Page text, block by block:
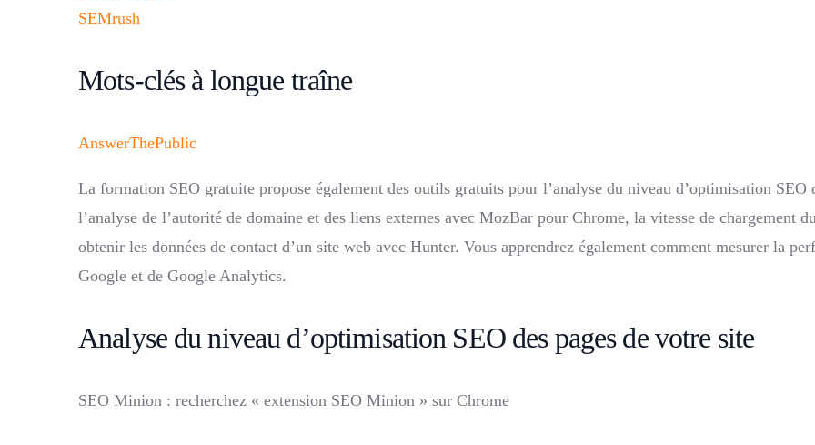
SEMrush
Mots-clés à longue traîne
AnswerThePublic
La formation SEO gratuite propose également des outils gratuits pour l’analyse du niveau d’optimisation
l’analyse de l’autorité de domaine et des liens externes avec MozBar pour Chrome, la vitesse de chargement
obtenir les données de contact d’un site web avec Hunter. Vous apprendrez également comment mesurer la
Google et de Google Analytics.
Analyse du niveau d’optimisation SEO des pages de votre site
SEO Minion : recherchez « extension SEO Minion » sur Chrome